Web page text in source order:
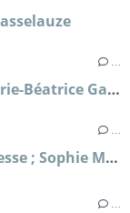
La falaise de la Repentie, tome 1 ; Marie-Béatrice Gauvin
Clodia ou le scandale de la Bonne Déesse ; Sophie Malick-Prunier